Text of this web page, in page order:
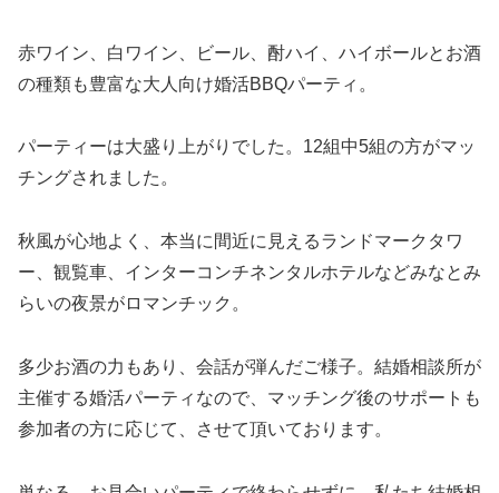
赤ワイン、白ワイン、ビール、酎ハイ、ハイボールとお酒
の種類も豊富な大人向け婚活BBQパーティ。
パーティーは大盛り上がりでした。12組中5組の方がマッ
チングされました。
秋風が心地よく、本当に間近に見えるランドマークタワ
ー、観覧車、インターコンチネンタルホテルなどみなとみ
らいの夜景がロマンチック。
多少お酒の力もあり、会話が弾んだご様子。結婚相談所が
主催する婚活パーティなので、マッチング後のサポートも
参加者の方に応じて、させて頂いております。